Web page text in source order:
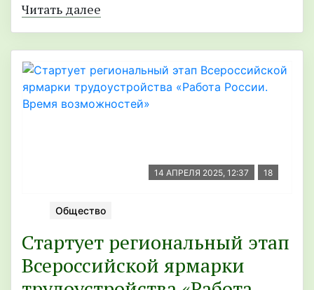
Читать далее
14 АПРЕЛЯ 2025, 12:37 18
Общество
Стартует региональный этап
Всероссийской ярмарки